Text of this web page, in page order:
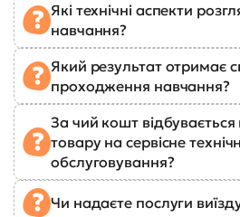
Які технічні аспекти
навчання?
Який результат отримає
проходження навчання?
За чий кошт відбувається
товару на сервісне
обслуговування?
Чи надаєте послуги